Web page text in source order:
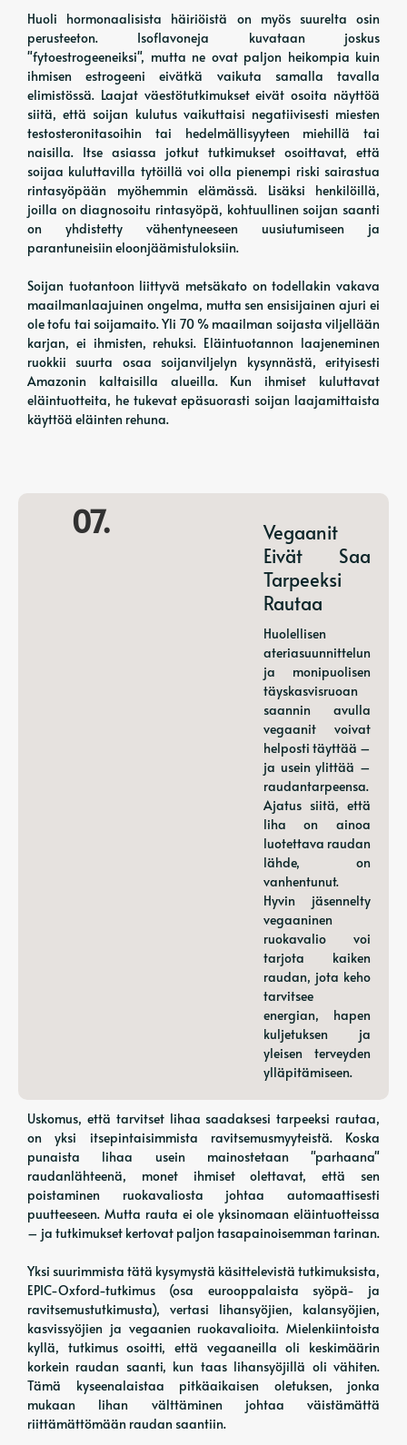
Huoli hormonaalisista häiriöistä on myös suurelta osin
perusteeton. Isoflavoneja kuvataan joskus
"fytoestrogeeneiksi", mutta ne ovat paljon heikompia kuin
ihmisen estrogeeni eivätkä vaikuta samalla tavalla
elimistössä. Laajat väestötutkimukset eivät osoita näyttöä
siitä, että soijan kulutus vaikuttaisi negatiivisesti miesten
testosteronitasoihin tai hedelmällisyyteen miehillä tai
naisilla. Itse asiassa jotkut tutkimukset osoittavat, että
soijaa kuluttavilla tytöillä voi olla pienempi riski sairastua
rintasyöpään myöhemmin elämässä. Lisäksi henkilöillä,
joilla on diagnosoitu rintasyöpä, kohtuullinen soijan saanti
on yhdistetty vähentyneeseen uusiutumiseen ja
parantuneisiin eloonjäämistuloksiin.
Soijan tuotantoon liittyvä metsäkato on todellakin vakava
maailmanlaajuinen ongelma, mutta sen ensisijainen ajuri ei
ole tofu tai soijamaito. Yli 70 % maailman soijasta viljellään
karjan, ei ihmisten, rehuksi. Eläintuotannon laajeneminen
ruokkii suurta osaa soijanviljelyn kysynnästä, erityisesti
Amazonin kaltaisilla alueilla. Kun ihmiset kuluttavat
eläintuotteita, he tukevat epäsuorasti soijan laajamittaista
käyttöä eläinten rehuna.
07.
Vegaanit
Eivät Saa
Tarpeeksi
Rautaa
Huolellisen
ateriasuunnittelun
ja monipuolisen
täyskasvisruoan
saannin avulla
vegaanit voivat
helposti täyttää –
ja usein ylittää –
raudantarpeensa.
Ajatus siitä, että
liha on ainoa
luotettava raudan
lähde, on
vanhentunut.
Hyvin jäsennelty
vegaaninen
ruokavalio voi
tarjota kaiken
raudan, jota keho
tarvitsee
energian, hapen
kuljetuksen ja
yleisen terveyden
ylläpitämiseen.
Uskomus, että tarvitset lihaa saadaksesi tarpeeksi rautaa,
on yksi itsepintaisimmista ravitsemusmyyteistä. Koska
punaista lihaa usein mainostetaan "parhaana"
raudanlähteenä, monet ihmiset olettavat, että sen
poistaminen ruokavaliosta johtaa automaattisesti
puutteeseen. Mutta rauta ei ole yksinomaan eläintuotteissa
– ja tutkimukset kertovat paljon tasapainoisemman tarinan.
Yksi suurimmista tätä kysymystä käsittelevistä tutkimuksista,
EPIC-Oxford-tutkimus (osa eurooppalaista syöpä- ja
ravitsemustutkimusta), vertasi lihansyöjien, kalansyöjien,
kasvissyöjien ja vegaanien ruokavalioita. Mielenkiintoista
kyllä, tutkimus osoitti, että vegaaneilla oli keskimäärin
korkein raudan saanti, kun taas lihansyöjillä oli vähiten.
Tämä kyseenalaistaa pitkäaikaisen oletuksen, jonka
mukaan lihan välttäminen johtaa väistämättä
riittämättömään raudan saantiin.